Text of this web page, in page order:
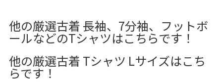
他の厳選古着 長袖、7分袖、フットボ
ールなどのTシャツはこちらです！
他の厳選古着 Tシャツ Lサイズはこち
らです！